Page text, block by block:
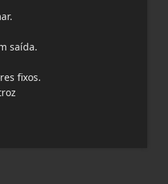
5,00 metros
saída.
fixos.